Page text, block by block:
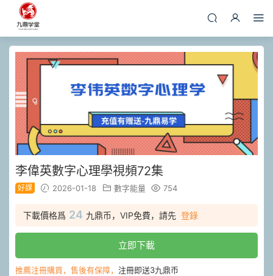
李偉英數字心理學視頻72集
好課 2026-01-18 數字能量 754
下載價格爲 24 九鼎币，VIP免費，請先 登錄
立即下載
推薦注冊購買，售後有保障， 注冊即送3九鼎币